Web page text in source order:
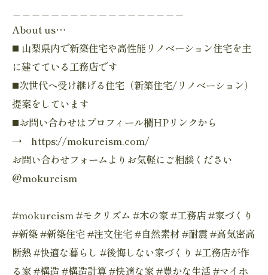
About us…
◼️ 山梨県内で新築住宅や高性能リノベーション住宅を主
に建てている工務店です
◼️次世代へ受け継げる住宅（新築住宅/リノベーション）
提案をしています
◼️お問い合わせはプロフィール欄HPリンクから
→ https://mokureism.com/
お問い合わせフォームよりお気軽にご相談ください
@mokureism
#mokureism #モクリズム #木の家 #工務店 #家づくり
#新築 #新築住宅 #注文住宅 #自然素材 #耐震 #高気密高
断熱 #快適な暮らし #後悔しない家づくり #工務店が作
る家 #構造 #構造計算 #快適な家 #豊かな生活 #マイホ